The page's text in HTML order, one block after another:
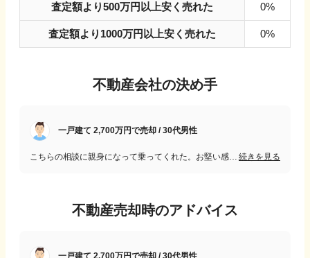
査定額より500万円以上安く売れた 0%
査定額より1000万円以上安く売れた 0%
不動産会社の決め手
一戸建て 2,700万円で売却 / 30代男性
こちらの相談に親身になって乗ってくれた。お堅い感じではなく、気さくで話しやすく、いろいろ教えてくださり信頼できる方だった。売れるように対策を考えてくれて、そのとおりに売れたのでありがたかった。 続きを見る
不動産売却時のアドバイス